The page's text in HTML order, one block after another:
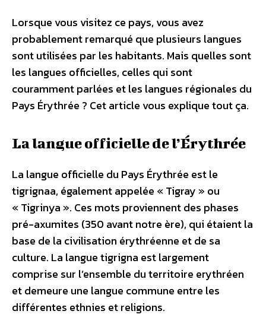
Lorsque vous visitez ce pays, vous avez
probablement remarqué que plusieurs langues
sont utilisées par les habitants. Mais quelles sont
les langues officielles, celles qui sont
couramment parlées et les langues régionales du
Pays Érythrée ? Cet article vous explique tout ça.
La langue officielle de l’Érythrée
La langue officielle du Pays Érythrée est le
tigrignaa, également appelée « Tigray » ou
« Tigrinya ». Ces mots proviennent des phases
pré-axumites (350 avant notre ère), qui étaient la
base de la civilisation érythréenne et de sa
culture. La langue tigrigna est largement
comprise sur l’ensemble du territoire erythréen
et demeure une langue commune entre les
différentes ethnies et religions.